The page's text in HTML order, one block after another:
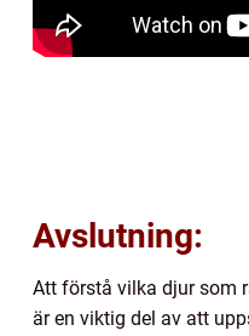
Avslutning:
Att förstå vilka djur som
är en viktig del av att